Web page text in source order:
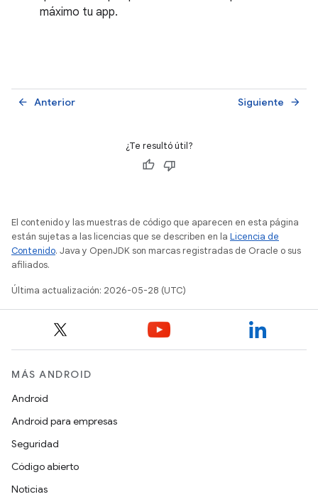
máximo tu app.
Anterior
arrow_back Siguiente arrow_forward
¿Te resultó útil?
El contenido y las muestras de código que aparecen en esta página
están sujetas a las licencias que se describen en la Licencia de
Contenido. Java y OpenJDK son marcas registradas de Oracle o sus
afiliados.
Última actualización: 2026-05-28 (UTC)
MÁS ANDROID
Android
Android para empresas
Seguridad
Código abierto
Noticias